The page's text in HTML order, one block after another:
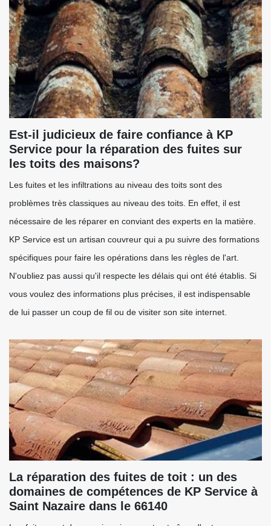
Est-il judicieux de faire confiance à KP
Service pour la réparation des fuites sur
les toits des maisons?
Les fuites et les infiltrations au niveau des toits sont des
problèmes très classiques au niveau des toits. En effet, il est
nécessaire de les réparer en conviant des experts en la matière.
KP Service est un artisan couvreur qui a pu suivre des formations
spécifiques pour faire les opérations dans les règles de l'art.
N'oubliez pas aussi qu'il respecte les délais qui ont été établis. Si
vous voulez des informations plus précises, il est indispensable
de lui passer un coup de fil ou de visiter son site internet.
La réparation des fuites de toit : un des
domaines de compétences de KP Service à
Saint Nazaire dans le 66140